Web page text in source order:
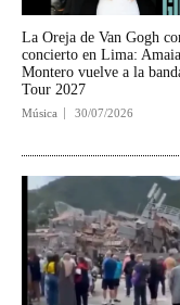
La Oreja de Van Gogh
concierto en Lima: Amaia
Montero vuelve a la
Tour 2027
Música 30/07/2026